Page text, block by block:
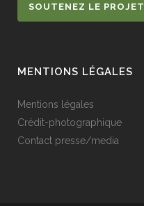
SOUTENEZ LE PROJET
MENTIONS LÉGALES
Mentions légales
Crédit-photographique
Contact presse/media